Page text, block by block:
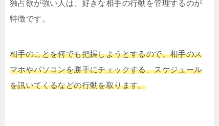
独占欲が強い人は、好きな相手の行動を管理するのが
特徴です。
相手のことを何でも把握しようとするので、相手のス
マホやパソコンを勝手にチェックする、スケジュール
を訊いてくるなどの行動を取ります。